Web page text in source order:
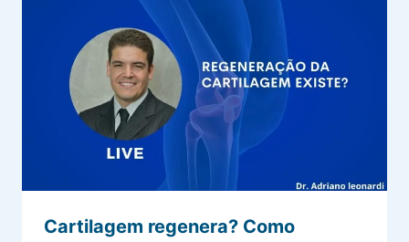
Cartilagem regenera? Como